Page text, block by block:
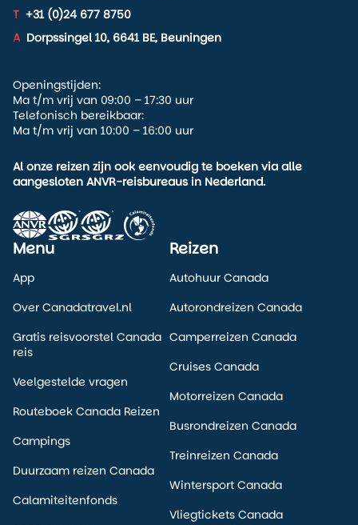
T +31 (0)24 677 8750
A Dorpssingel 10, 6641 BE, Beuningen
Openingstijden:
Ma t/m vrij van 09:00 – 17:30 uur
Telefonisch bereikbaar:
Ma t/m vrij van 10:00 – 16:00 uur
Al onze reizen zijn ook eenvoudig te boeken via alle
aangesloten ANVR-reisbureaus in Nederland.
Menu
App
Over Canadatravel.nl
Gratis reisvoorstel Canada
reis
Veelgestelde vragen
Routeboek Canada Reizen
Campings
Duurzaam reizen Canada
Calamiteitenfonds
Reizen
Autohuur Canada
Autorondreizen Canada
Camperreizen Canada
Cruises Canada
Motorreizen Canada
Busrondreizen Canada
Treinreizen Canada
Wintersport Canada
Vliegtickets Canada